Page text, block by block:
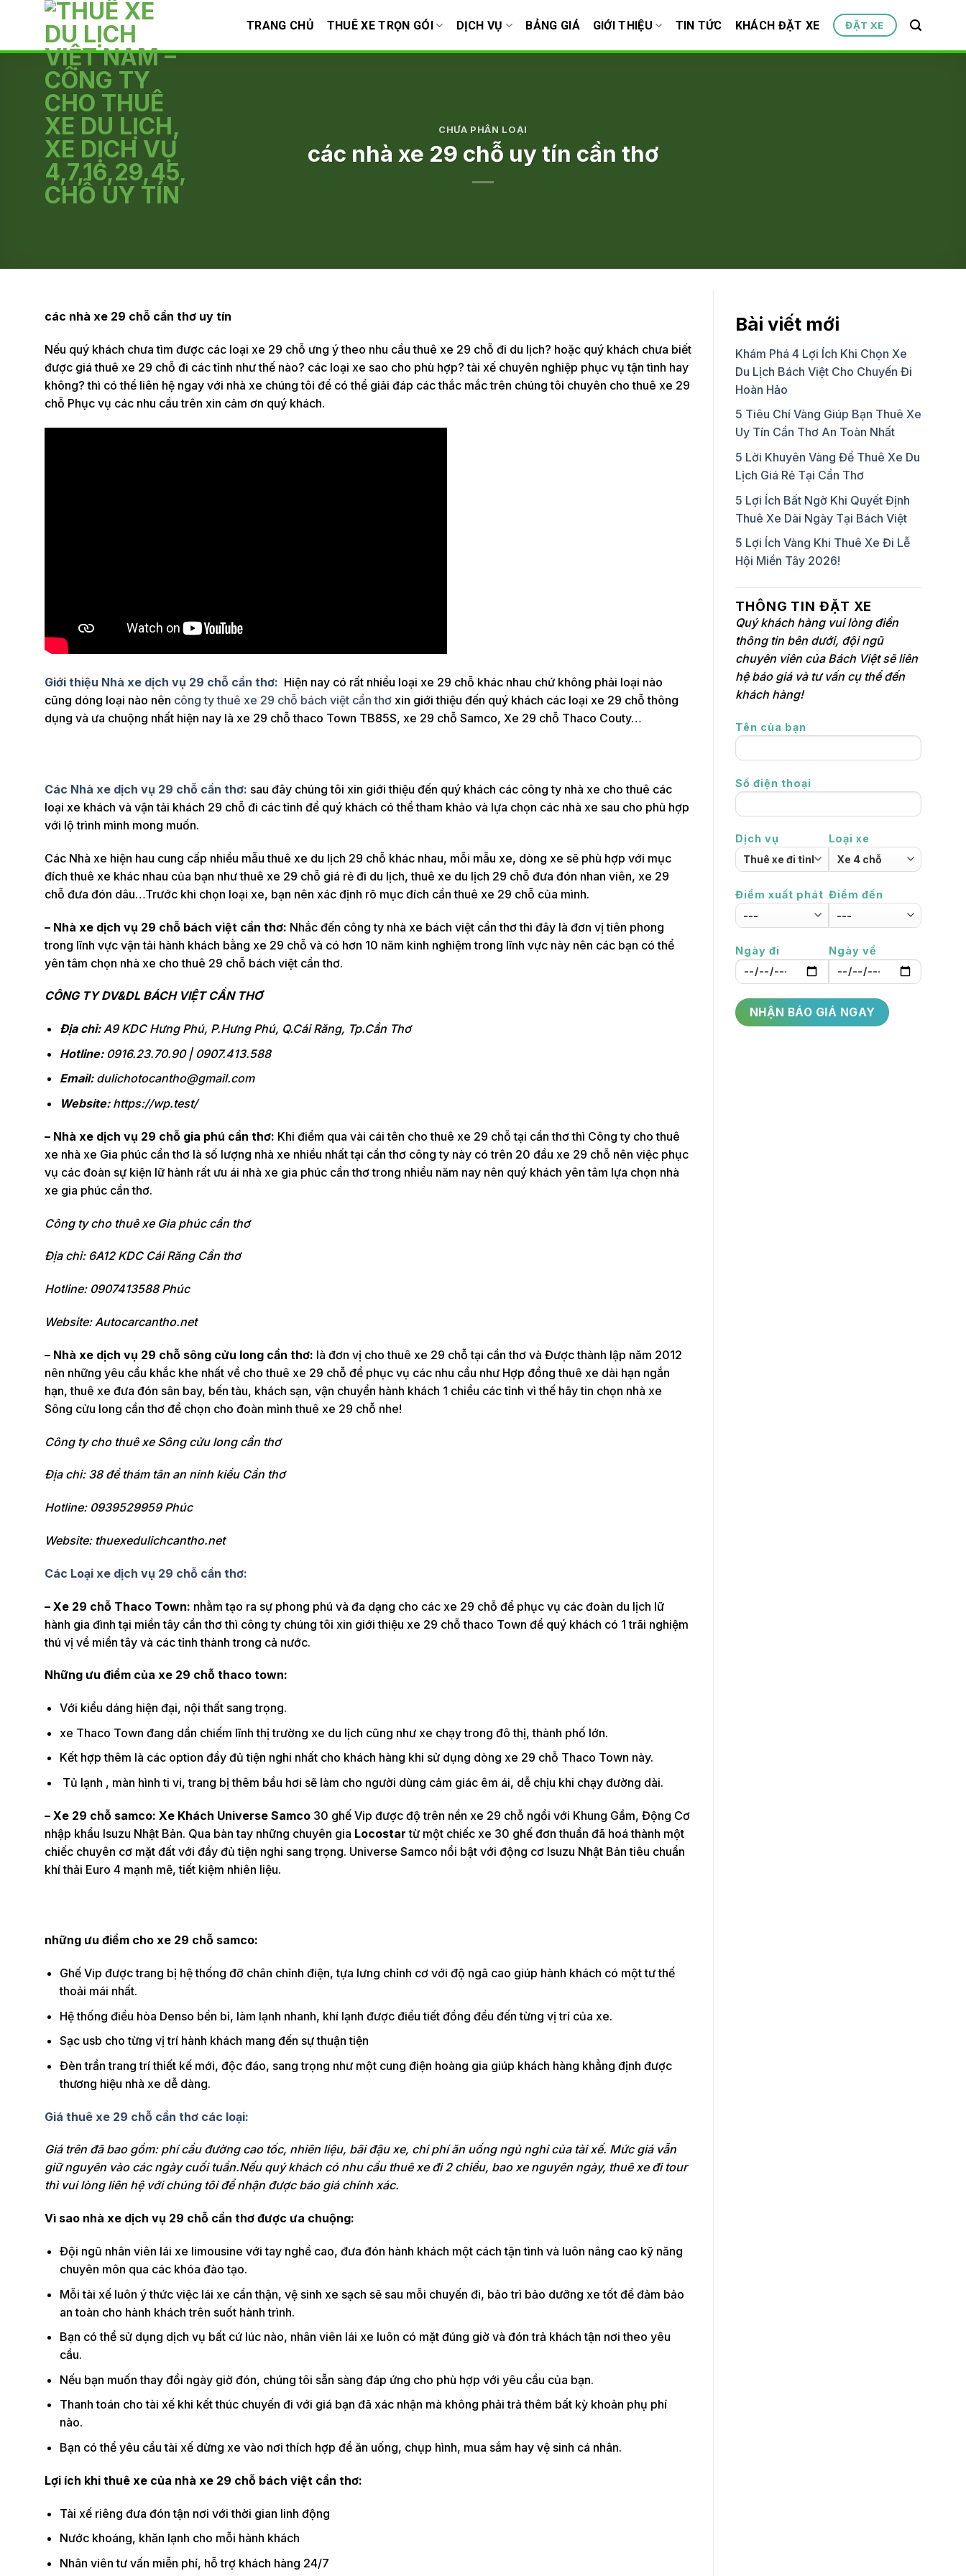
TRANG CHỦ THUÊ XE TRỌN GÓI DỊCH VỤ BẢNG GIÁ GIỚI THIỆU TIN TỨC KHÁCH ĐẶT XE ĐẶT XE
CHƯA PHÂN LOẠI
các nhà xe 29 chỗ uy tín cần thơ
các nhà xe 29 chỗ cần thơ uy tín
Nếu quý khách chưa tìm được các loại xe 29 chỗ ưng ý theo nhu cầu thuê xe 29 chỗ đi du lịch? hoặc quý khách chưa biết
được giá thuê xe 29 chỗ đi các tỉnh như thế nào? các loại xe sao cho phù hợp? tài xế chuyên nghiệp phục vụ tận tình hay
không? thì có thể liên hệ ngay với nhà xe chúng tôi để có thể giải đáp các thắc mắc trên chúng tôi chuyên cho thuê xe 29
chỗ Phục vụ các nhu cầu trên xin cảm ơn quý khách.
Giới thiệu Nhà xe dịch vụ 29 chỗ cần thơ: Hiện nay có rất nhiều loại xe 29 chỗ khác nhau chứ không phải loại nào
cũng dóng loại nào nên công ty thuê xe 29 chỗ bách việt cần thơ xin giới thiệu đến quý khách các loại xe 29 chỗ thông
dụng và ưa chuộng nhất hiện nay là xe 29 chỗ thaco Town TB85S, xe 29 chỗ Samco, Xe 29 chỗ Thaco Couty…
Các Nhà xe dịch vụ 29 chỗ cần thơ: sau đây chúng tôi xin giới thiệu đến quý khách các công ty nhà xe cho thuê các
loại xe khách và vận tải khách 29 chỗ đi các tỉnh để quý khách có thể tham khảo và lựa chọn các nhà xe sau cho phù hợp
với lộ trình mình mong muốn.
Các Nhà xe hiện hau cung cấp nhiều mẫu thuê xe du lịch 29 chỗ khác nhau, mỗi mẫu xe, dòng xe sẽ phù hợp với mục
đích thuê xe khác nhau của bạn như thuê xe 29 chỗ giá rẻ đi du lịch, thuê xe du lịch 29 chỗ đưa đón nhan viên, xe 29
chỗ đưa đón dâu…Trước khi chọn loại xe, bạn nên xác định rõ mục đích cần thuê xe 29 chỗ của mình.
– Nhà xe dịch vụ 29 chỗ bách việt cần thơ: Nhắc đến công ty nhà xe bách việt cần thơ thì đây là đơn vị tiên phong
trong lĩnh vực vận tải hành khách bằng xe 29 chỗ và có hơn 10 năm kinh nghiệm trong lĩnh vực này nên các bạn có thể
yên tâm chọn nhà xe cho thuê 29 chỗ bách việt cần thơ.
CÔNG TY DV&DL BÁCH VIỆT CẦN THƠ
Địa chỉ:A9 KDC Hưng Phú, P.Hưng Phú, Q.Cái Răng, Tp.Cần Thơ
Hotline:0916.23.70.90 | 0907.413.588
Email:dulichotocantho@gmail.com
Website: https://wp.test/
– Nhà xe dịch vụ 29 chỗ gia phú cần thơ: Khi điểm qua vài cái tên cho thuê xe 29 chỗ tại cần thơ thì Công ty cho thuê
xe nhà xe Gia phúc cần thơ là số lượng nhà xe nhiều nhất tại cần thơ công ty này có trên 20 đầu xe 29 chỗ nên việc phục
vụ các đoàn sự kiện lữ hành rất ưu ái nhà xe gia phúc cần thơ trong nhiều năm nay nên quý khách yên tâm lựa chọn nhà
xe gia phúc cần thơ.
Công ty cho thuê xe Gia phúc cần thơ
Địa chỉ: 6A12 KDC Cái Răng Cần thơ
Hotline: 0907413588 Phúc
Website: Autocarcantho.net
– Nhà xe dịch vụ 29 chỗ sông cửu long cần thơ: là đơn vị cho thuê xe 29 chỗ tại cần thơ và Được thành lập năm 2012
nên những yêu cầu khắc khe nhất về cho thuê xe 29 chỗ để phục vụ các nhu cầu như Hợp đồng thuê xe dài hạn ngắn
hạn, thuê xe đưa đón sân bay, bến tàu, khách sạn, vận chuyển hành khách 1 chiều các tỉnh vì thế hãy tin chọn nhà xe
Sông cửu long cần thơ để chọn cho đoàn mình thuê xe 29 chỗ nhe!
Công ty cho thuê xe Sông cửu long cần thơ
Địa chỉ: 38 đề thám tân an ninh kiều Cần thơ
Hotline: 0939529959 Phúc
Website: thuexedulichcantho.net
Các Loại xe dịch vụ 29 chỗ cần thơ:
– Xe 29 chỗ Thaco Town: nhằm tạo ra sự phong phú và đa dạng cho các xe 29 chỗ để phục vụ các đoàn du lịch lữ
hành gia đình tại miền tây cần thơ thì công ty chúng tôi xin giới thiệu xe 29 chỗ thaco Town để quý khách có 1 trãi nghiệm
thú vị về miền tây và các tỉnh thành trong cả nước.
Những ưu điểm của xe 29 chỗ thaco town:
Với kiểu dáng hiện đại, nội thất sang trọng.
xe Thaco Town đang dần chiếm lĩnh thị trường xe du lịch cũng như xe chạy trong đô thị, thành phố lớn.
Kết hợp thêm là các option đầy đủ tiện nghi nhất cho khách hàng khi sử dụng dòng xe 29 chỗ Thaco Town này.
Tủ lạnh , màn hình ti vi, trang bị thêm bầu hơi sẽ làm cho người dùng cảm giác êm ái, dễ chịu khi chạy đường dài.
– Xe 29 chỗ samco: Xe Khách Universe Samco 30 ghế Vip được độ trên nền xe 29 chỗ ngồi với Khung Gầm, Động Cơ
nhập khẩu Isuzu Nhật Bản. Qua bàn tay những chuyên gia Locostar từ một chiếc xe 30 ghế đơn thuần đã hoá thành một
chiếc chuyên cơ mặt đất với đầy đủ tiện nghi sang trọng. Universe Samco nổi bật với động cơ Isuzu Nhật Bản tiêu chuẩn
khí thải Euro 4 mạnh mẽ, tiết kiệm nhiên liệu.
những ưu điểm cho xe 29 chỗ samco:
Ghế Vip được trang bị hệ thống đỡ chân chỉnh điện, tựa lưng chỉnh cơ với độ ngã cao giúp hành khách có một tư thế
thoải mái nhất.
Hệ thống điều hòa Denso bền bỉ, làm lạnh nhanh, khí lạnh được điều tiết đồng đều đến từng vị trí của xe.
Sạc usb cho từng vị trí hành khách mang đến sự thuận tiện
Đèn trần trang trí thiết kế mới, độc đáo, sang trọng như một cung điện hoàng gia giúp khách hàng khẳng định được
thương hiệu nhà xe dễ dàng.
Giá thuê xe 29 chỗ cần thơ các loại:
Giá trên đã bao gồm: phí cầu đường cao tốc, nhiên liệu, bãi đậu xe, chi phí ăn uống ngủ nghỉ của tài xế. Mức giá vẫn
giữ nguyên vào các ngày cuối tuần.Nếu quý khách có nhu cầu thuê xe đi 2 chiều, bao xe nguyên ngày, thuê xe đi tour
thì vui lòng liên hệ với chúng tôi để nhận được báo giá chính xác.
Vì sao nhà xe dịch vụ 29 chỗ cần thơ được ưa chuộng:
Đội ngũ nhân viên lái xe limousine với tay nghề cao, đưa đón hành khách một cách tận tình và luôn nâng cao kỹ năng
chuyên môn qua các khóa đào tạo.
Mỗi tài xế luôn ý thức việc lái xe cẩn thận, vệ sinh xe sạch sẽ sau mỗi chuyến đi, bảo trì bảo dưỡng xe tốt để đảm bảo
an toàn cho hành khách trên suốt hành trình.
Bạn có thể sử dụng dịch vụ bất cứ lúc nào, nhân viên lái xe luôn có mặt đúng giờ và đón trả khách tận nơi theo yêu
cầu.
Nếu bạn muốn thay đổi ngày giờ đón, chúng tôi sẵn sàng đáp ứng cho phù hợp với yêu cầu của bạn.
Thanh toán cho tài xế khi kết thúc chuyến đi với giá bạn đã xác nhận mà không phải trả thêm bất kỳ khoản phụ phí
nào.
Bạn có thể yêu cầu tài xế dừng xe vào nơi thích hợp để ăn uống, chụp hình, mua sắm hay vệ sinh cá nhân.
Lợi ích khi thuê xe của nhà xe 29 chỗ bách việt cần thơ:
Tài xế riêng đưa đón tận nơi với thời gian linh động
Nước khoáng, khăn lạnh cho mỗi hành khách
Nhân viên tư vấn miễn phí, hỗ trợ khách hàng 24/7
Bài viết mới
Khám Phá 4 Lợi Ích Khi Chọn Xe
Du Lịch Bách Việt Cho Chuyến Đi
Hoàn Hảo
5 Tiêu Chí Vàng Giúp Bạn Thuê Xe
Uy Tín Cần Thơ An Toàn Nhất
5 Lời Khuyên Vàng Để Thuê Xe Du
Lịch Giá Rẻ Tại Cần Thơ
5 Lợi Ích Bất Ngờ Khi Quyết Định
Thuê Xe Dài Ngày Tại Bách Việt
5 Lợi Ích Vàng Khi Thuê Xe Đi Lễ
Hội Miền Tây 2026!
THÔNG TIN ĐẶT XE
Quý khách hàng vui lòng điền
thông tin bên dưới, đội ngũ
chuyên viên của Bách Việt sẽ liên
hệ báo giá và tư vấn cụ thể đến
khách hàng!
Tên của bạn
Số điện thoại
Dịch vụ Loại xe
Điểm xuất phát Điểm đến
Ngày đi Ngày về